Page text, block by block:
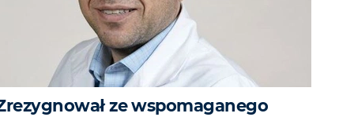
ze wspomaganego